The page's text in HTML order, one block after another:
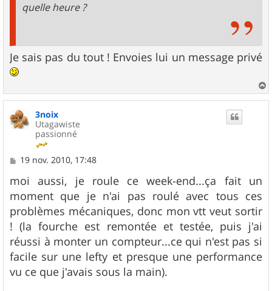
quelle heure ?
Je sais pas du tout ! Envoies lui un message privé
a
3noix
Utagawiste
passionné
M
s
s
a
g
e
19 nov. 2010, 17:48
moi aussi, je roule ce week-end...ça fait un
moment que je n'ai pas roulé avec tous ces
problèmes mécaniques, donc mon vtt veut sortir
! (la fourche est remontée et testée, puis j'ai
réussi à monter un compteur...ce qui n'est pas si
facile sur une lefty et presque une performance
vu ce que j'avais sous la main).